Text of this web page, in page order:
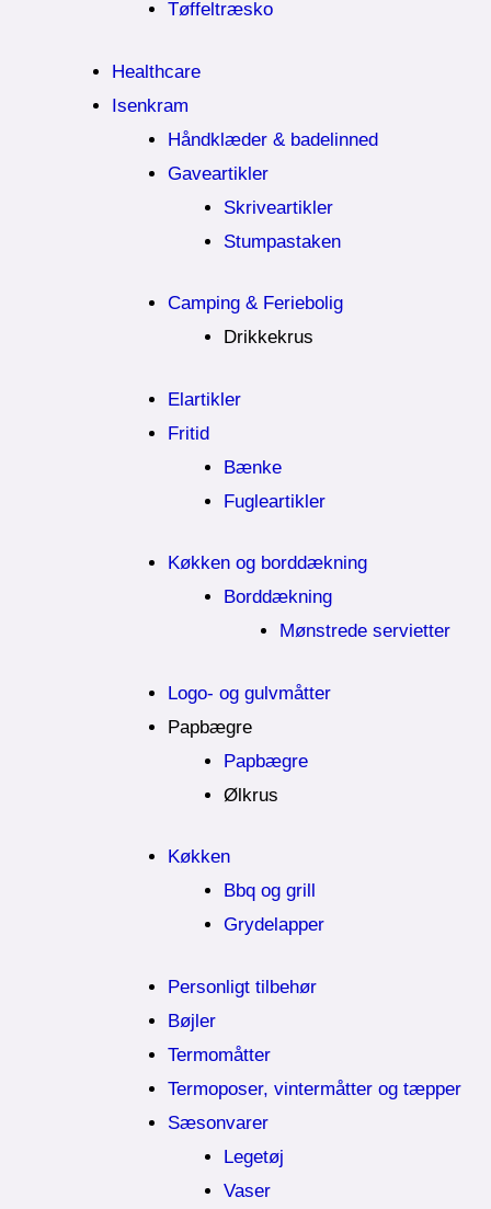
Tøffeltræsko
Healthcare
Isenkram
Håndklæder & badelinned
Gaveartikler
Skriveartikler
Stumpastaken
Camping & Feriebolig
Drikkekrus
Elartikler
Fritid
Bænke
Fugleartikler
Køkken og borddækning
Borddækning
Mønstrede servietter
Logo- og gulvmåtter
Papbægre
Papbægre
Ølkrus
Køkken
Bbq og grill
Grydelapper
Personligt tilbehør
Bøjler
Termomåtter
Termoposer, vintermåtter og tæpper
Sæsonvarer
Legetøj
Vaser